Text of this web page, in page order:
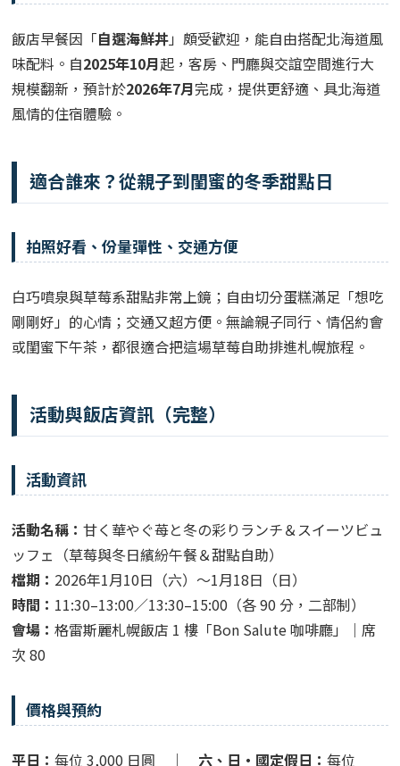
飯店早餐因「自選海鮮丼」頗受歡迎，能自由搭配北海道風
味配料。自2025年10月起，客房、門廳與交誼空間進行大
規模翻新，預計於2026年7月完成，提供更舒適、具北海道
風情的住宿體驗。
適合誰來？從親子到閨蜜的冬季甜點日
拍照好看、份量彈性、交通方便
白巧噴泉與草莓系甜點非常上鏡；自由切分蛋糕滿足「想吃
剛剛好」的心情；交通又超方便。無論親子同行、情侶約會
或閨蜜下午茶，都很適合把這場草莓自助排進札幌旅程。
活動與飯店資訊（完整）
活動資訊
活動名稱：甘く華やぐ苺と冬の彩りランチ＆スイーツビュ
ッフェ（草莓與冬日繽紛午餐＆甜點自助）
檔期： 2026年1月10日（六）～1月18日（日）
時間： 11:30–13:00／13:30–15:00（各 90 分，二部制）
會場：格雷斯麗札幌飯店 1 樓「Bon Salute 咖啡廳」｜席
次 80
價格與預約
平日：每位 3,000 日圓 ｜ 六、日・國定假日：每位